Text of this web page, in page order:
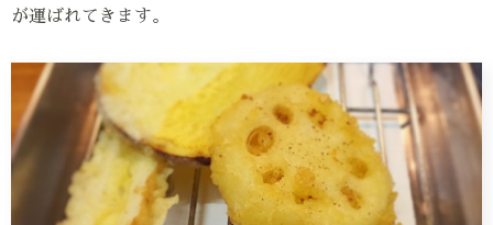
が運ばれてきます。